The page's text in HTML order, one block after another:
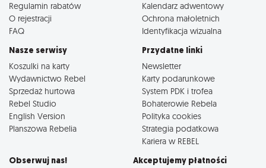
Regulamin rabatów
O rejestracji
FAQ
Kalendarz adwentowy
Ochrona małoletnich
Identyfikacja wizualna
Nasze serwisy
Koszulki na karty
Wydawnictwo Rebel
Sprzedaż hurtowa
Rebel Studio
English Version
Planszowa Rebelia
Przydatne linki
Newsletter
Karty podarunkowe
System PDK i trofea
Bohaterowie Rebela
Polityka cookies
Strategia podatkowa
Kariera w REBEL
Obserwuj nas! Akceptujemy płatności